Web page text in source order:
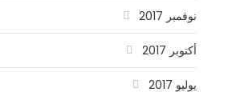
نوفمبر 2017
أكتوبر 2017
يوليو 2017